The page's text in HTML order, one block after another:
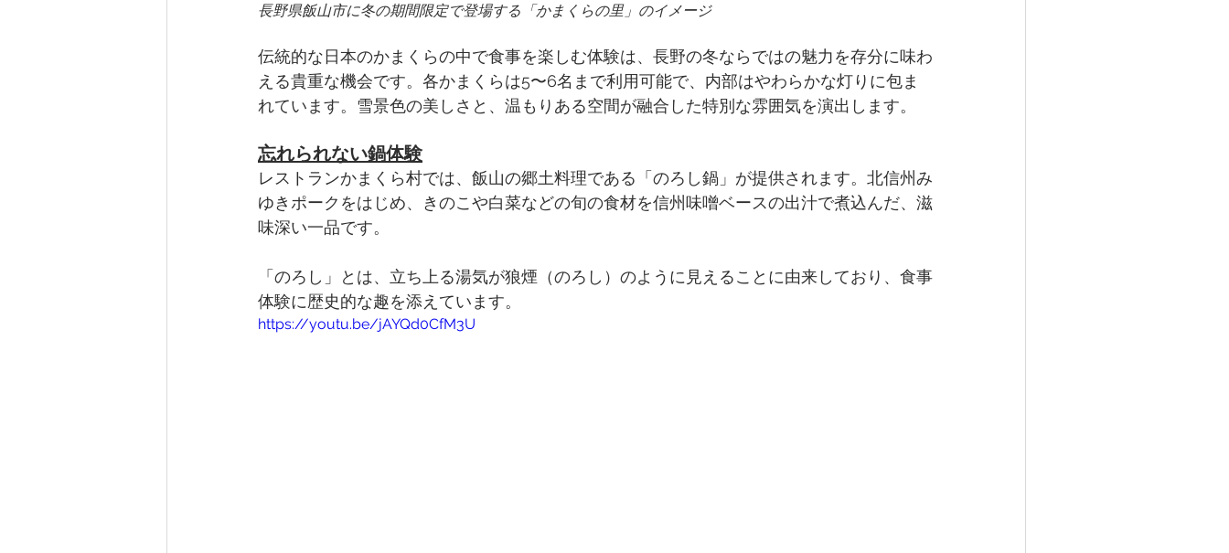
長野県飯山市に冬の期間限定で登場する「かまくらの里」のイメージ
伝統的な日本のかまくらの中で食事を楽しむ体験は、長野の冬ならではの魅力を存分に味わ
える貴重な機会です。各かまくらは5〜6名まで利用可能で、内部はやわらかな灯りに包ま
れています。雪景色の美しさと、温もりある空間が融合した特別な雰囲気を演出します。
忘れられない鍋体験
レストランかまくら村では、飯山の郷土料理である「のろし鍋」が提供されます。北信州み
ゆきポークをはじめ、きのこや白菜などの旬の食材を信州味噌ベースの出汁で煮込んだ、滋
味深い一品です。
「のろし」とは、立ち上る湯気が狼煙（のろし）のように見えることに由来しており、食事
体験に歴史的な趣を添えています。
https://youtu.be/jAYQd0CfM3U